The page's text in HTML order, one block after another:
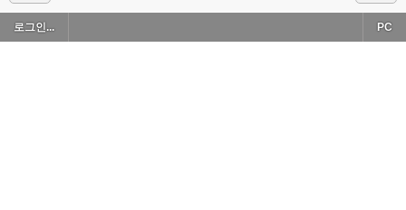
로그인... PC